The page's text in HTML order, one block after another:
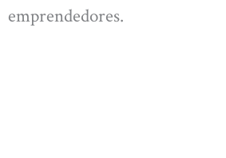
emprendedores.